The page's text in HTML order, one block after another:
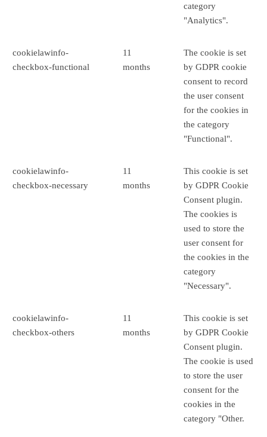
category
"Analytics".
cookielawinfo-
checkbox-functional
11
months
The cookie is set
by GDPR cookie
consent to record
the user consent
for the cookies in
the category
"Functional".
cookielawinfo-
checkbox-necessary
11
months
This cookie is set
by GDPR Cookie
Consent plugin.
The cookies is
used to store the
user consent for
the cookies in the
category
"Necessary".
cookielawinfo-
checkbox-others
11
months
This cookie is set
by GDPR Cookie
Consent plugin.
The cookie is used
to store the user
consent for the
cookies in the
category "Other.